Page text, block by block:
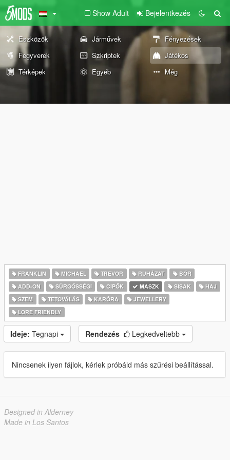
Show Adult Bejelentkezés
Eszközök Járművek
Fényezések
Fegyverek
Szkriptek
Játékos
Térképek
Egyéb Még
FRANKLIN MICHAEL TREVOR RUHÁZAT
BŐR
ADD-ON
SŰRGŐSSÉGI CIPŐK MASZK SISAK
HAJ
SZEM
TETOVÁLÁS KARÓRA
JEWELLERY
LORE FRIENDLY
Ideje: Tegnapi Rendezés Legkedveltebb
Nincsenek ilyen fájlok, kérlek próbáld más szűrési beállítással.
Designed in Alderney
Made in Los Santos